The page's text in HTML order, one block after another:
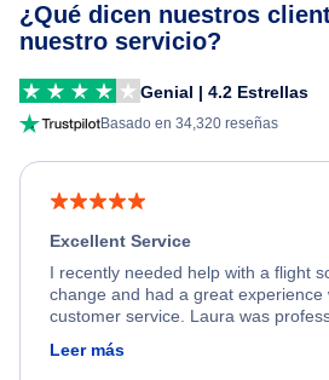
¿Qué dicen nuestros
nuestro servicio?
Genial | 4.2 Estrellas
Basado en 34,320 reseñas
Excellent Service
I recently needed help with a flight
change and had a great experience
customer service. Laura was
friendly, and very helpful throughout
process. She quickly found a
Leer más